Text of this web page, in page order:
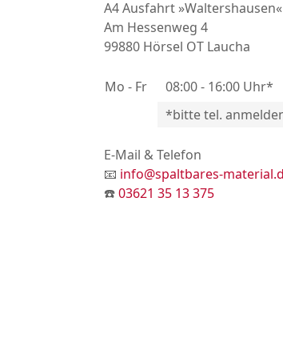
A4 Ausfahrt »Waltershausen«
Am Hessenweg 4
99880 Hörsel OT Laucha
Mo - Fr
08:00 - 16:00 Uhr*
*bitte tel.
E-Mail & Telefon
📧 info@spaltbares-
☎️03621 35 13 375